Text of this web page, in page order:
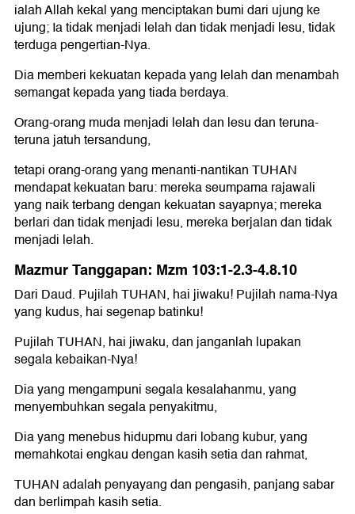
ialah Allah kekal yang menciptakan bumi dari ujung ke
ujung; Ia tidak menjadi lelah dan tidak menjadi lesu, tidak
terduga pengertian-Nya.
Dia memberi kekuatan kepada yang lelah dan menambah
semangat kepada yang tiada berdaya.
Orang-orang muda menjadi lelah dan lesu dan teruna-
teruna jatuh tersandung,
tetapi orang-orang yang menanti-nantikan TUHAN
mendapat kekuatan baru: mereka seumpama rajawali
yang naik terbang dengan kekuatan sayapnya; mereka
berlari dan tidak menjadi lesu, mereka berjalan dan tidak
menjadi lelah.
Mazmur Tanggapan: Mzm 103:1-2.3-4.8.10
Dari Daud. Pujilah TUHAN, hai jiwaku! Pujilah nama-Nya
yang kudus, hai segenap batinku!
Pujilah TUHAN, hai jiwaku, dan janganlah lupakan
segala kebaikan-Nya!
Dia yang mengampuni segala kesalahanmu, yang
menyembuhkan segala penyakitmu,
Dia yang menebus hidupmu dari lobang kubur, yang
memahkotai engkau dengan kasih setia dan rahmat,
TUHAN adalah penyayang dan pengasih, panjang sabar
dan berlimpah kasih setia.